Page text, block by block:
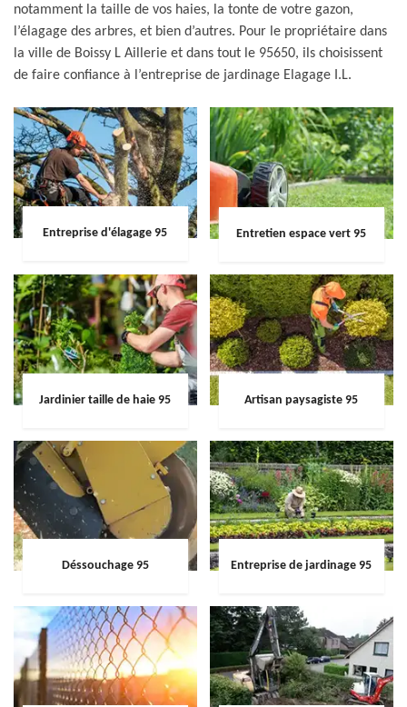
notamment la taille de vos haies, la tonte de votre gazon,
l’élagage des arbres, et bien d’autres. Pour le propriétaire dans
la ville de Boissy L Aillerie et dans tout le 95650, ils choisissent
de faire confiance à l’entreprise de jardinage Elagage I.L.
Entreprise d'élagage 95 Entretien espace vert 95
Jardinier taille de haie 95 Artisan paysagiste 95
Déssouchage 95 Entreprise de jardinage 95